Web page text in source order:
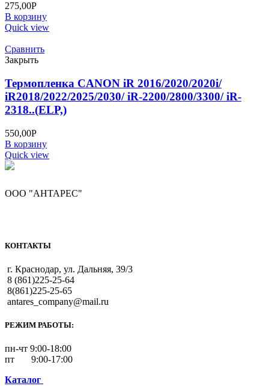
275,00Р
В корзину
Quick view
Сравнить
Закрыть
Термопленка CANON iR 2016/2020/2020i/
iR2018/2022/2025/2030/ iR-2200/2800/3300/ iR-
2318..(ELP,)
550,00Р
В корзину
Quick view
ООО "АНТАРЕС"
КОНТАКТЫ
г. Краснодар, ул. Дальняя, 39/3
8 (861)225-25-64
8(861)225-25-65
antares_company@mail.ru
РЕЖИМ РАБОТЫ:
пн-чт 9:00-18:00
пт 9:00-17:00
Каталог